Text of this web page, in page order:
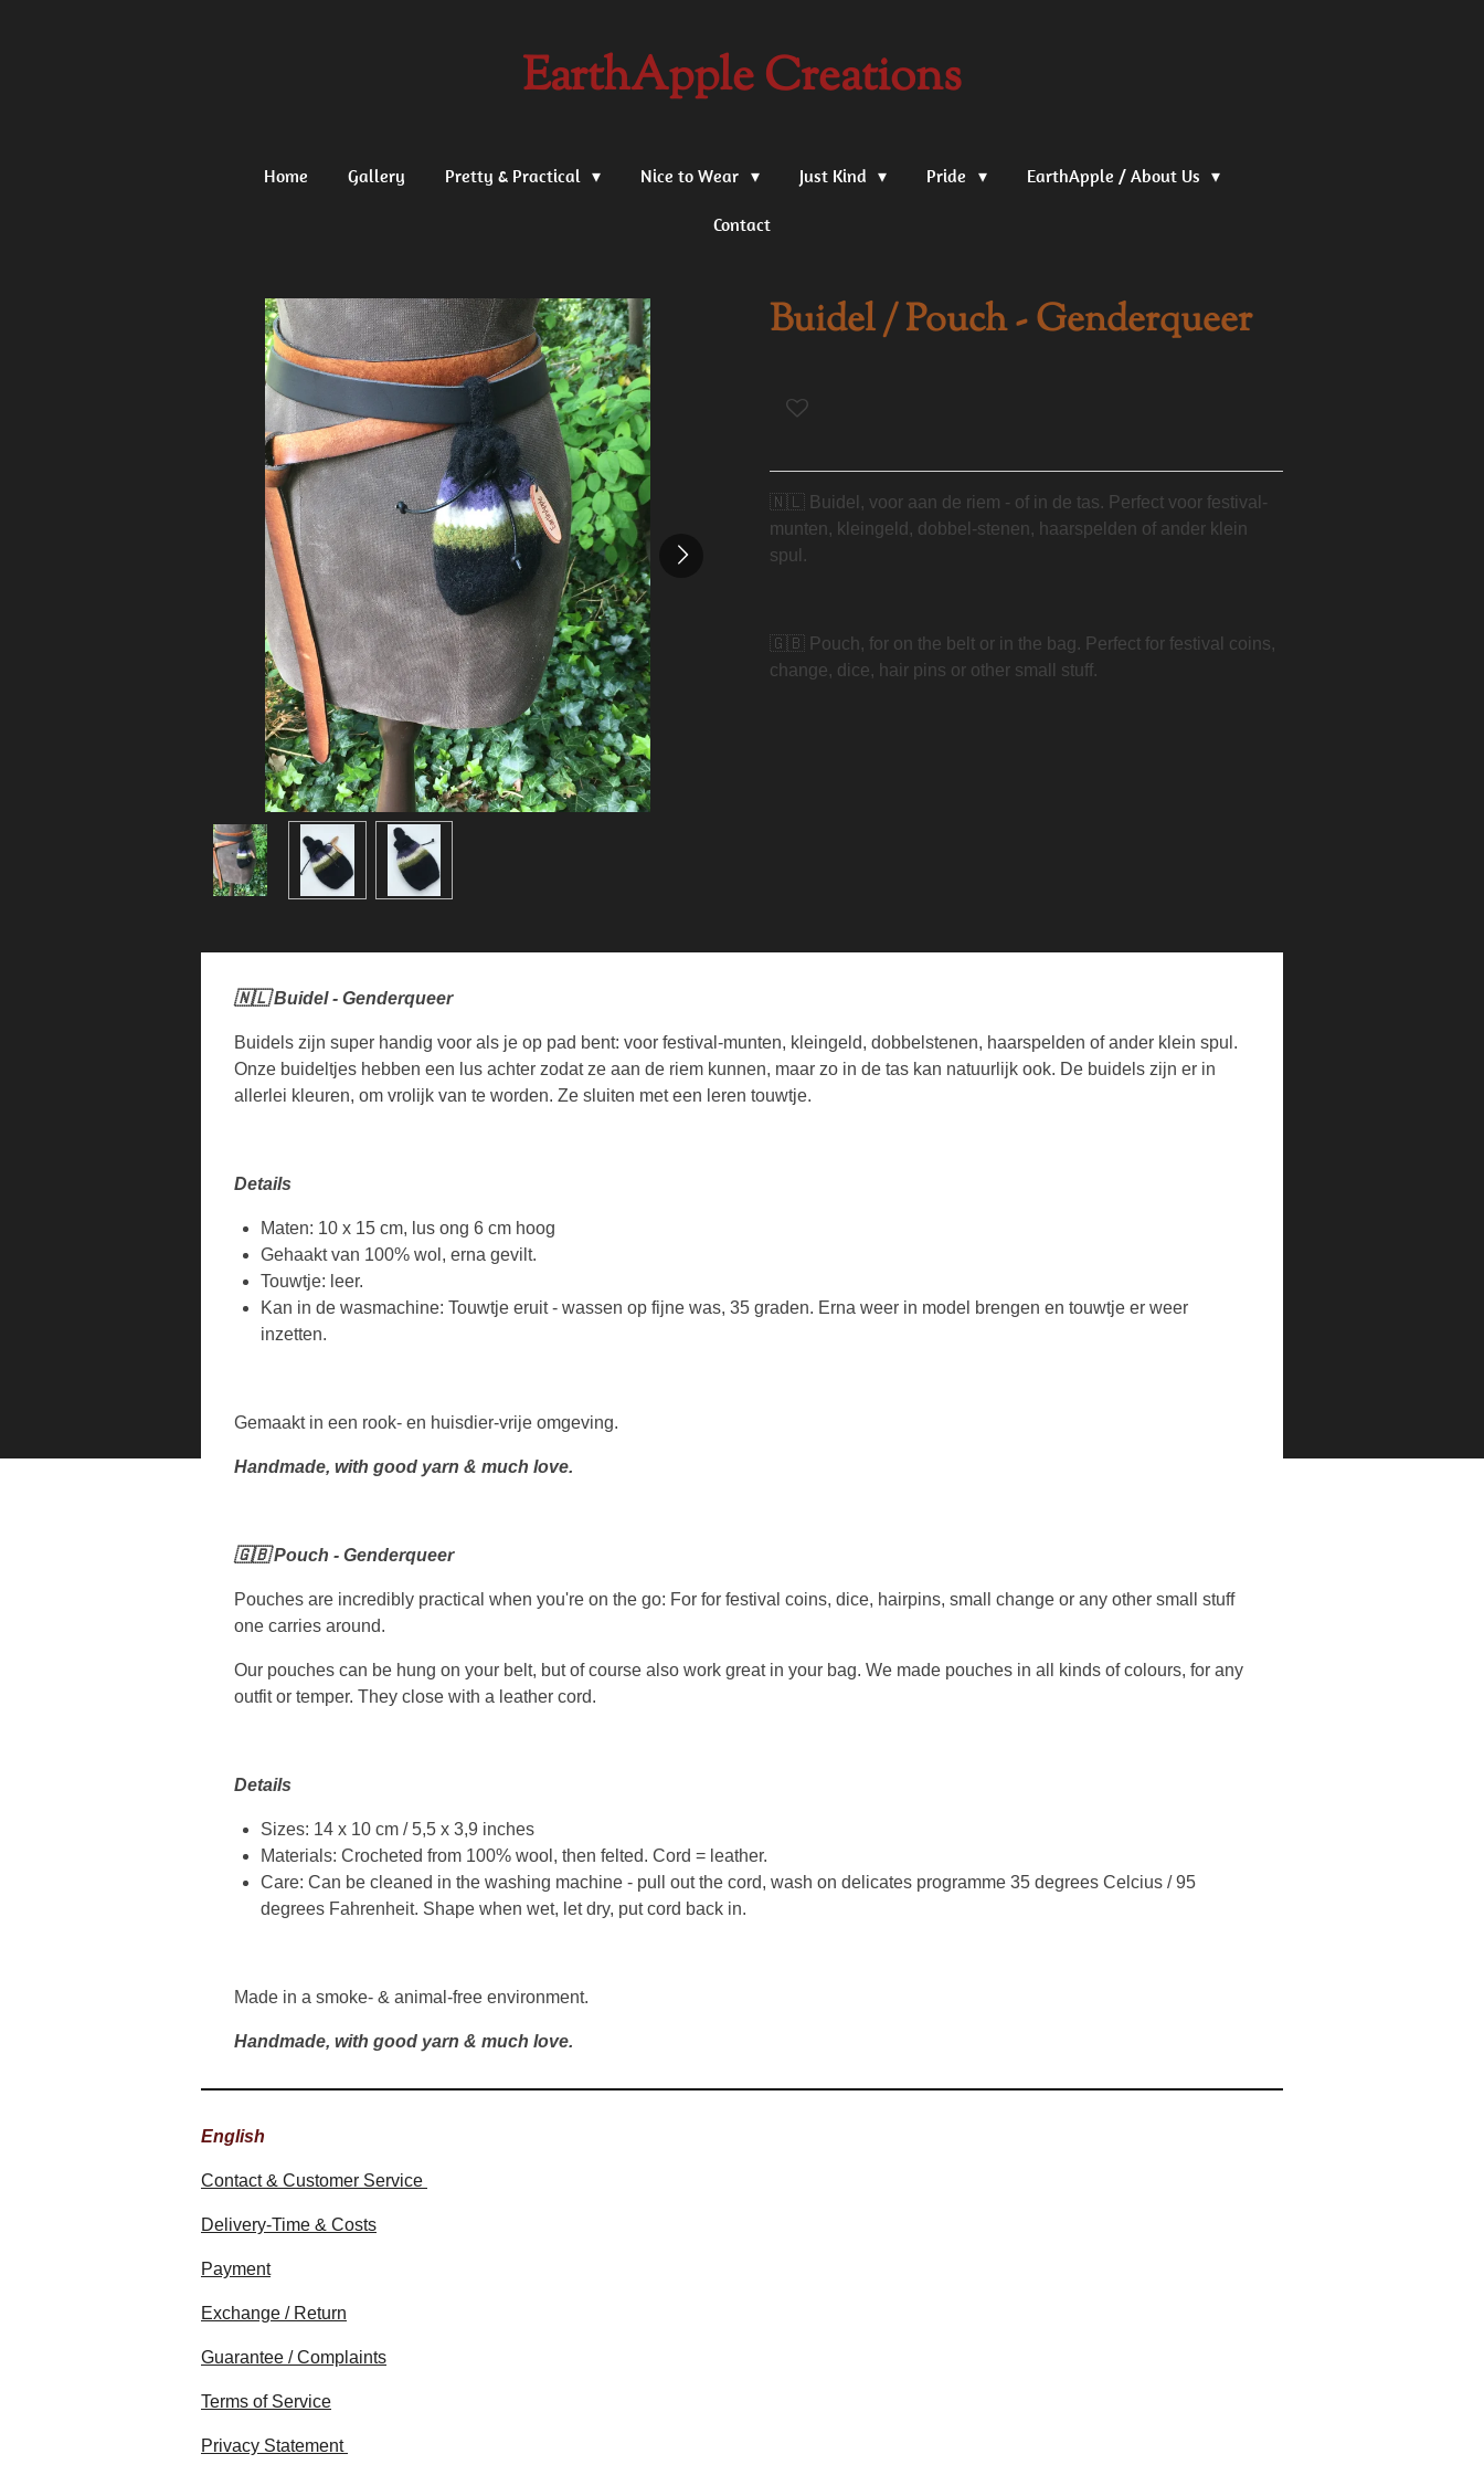
EarthApple Creations
Home Gallery Pretty & Practical Nice to Wear Just Kind Pride EarthApple / About Us
Contact
Buidel / Pouch - Genderqueer
🇳🇱 Buidel, voor aan de riem - of in de tas. Perfect voor festival-
munten, kleingeld, dobbel-stenen, haarspelden of ander klein
spul.
🇬🇧 Pouch, for on the belt or in the bag. Perfect for festival coins,
change, dice, hair pins or other small stuff.
🇳🇱 Buidel - Genderqueer
Buidels zijn super handig voor als je op pad bent: voor festival-munten, kleingeld, dobbelstenen, haarspelden of ander klein spul.
Onze buideltjes hebben een lus achter zodat ze aan de riem kunnen, maar zo in de tas kan natuurlijk ook. De buidels zijn er in
allerlei kleuren, om vrolijk van te worden. Ze sluiten met een leren touwtje.
Details
Maten: 10 x 15 cm, lus ong 6 cm hoog
Gehaakt van 100% wol, erna gevilt.
Touwtje: leer.
Kan in de wasmachine: Touwtje eruit - wassen op fijne was, 35 graden. Erna weer in model brengen en touwtje er weer
inzetten.
Gemaakt in een rook- en huisdier-vrije omgeving.
Handmade, with good yarn & much love.
🇬🇧 Pouch - Genderqueer
Pouches are incredibly practical when you're on the go: For for festival coins, dice, hairpins, small change or any other small stuff
one carries around.
Our pouches can be hung on your belt, but of course also work great in your bag. We made pouches in all kinds of colours, for any
outfit or temper. They close with a leather cord.
Details
Sizes: 14 x 10 cm / 5,5 x 3,9 inches
Materials: Crocheted from 100% wool, then felted. Cord = leather.
Care: Can be cleaned in the washing machine - pull out the cord, wash on delicates programme 35 degrees Celcius / 95
degrees Fahrenheit. Shape when wet, let dry, put cord back in.
Made in a smoke- & animal-free environment.
Handmade, with good yarn & much love.
English
Contact & Customer Service
Delivery-Time & Costs
Payment
Exchange / Return
Guarantee / Complaints
Terms of Service
Privacy Statement